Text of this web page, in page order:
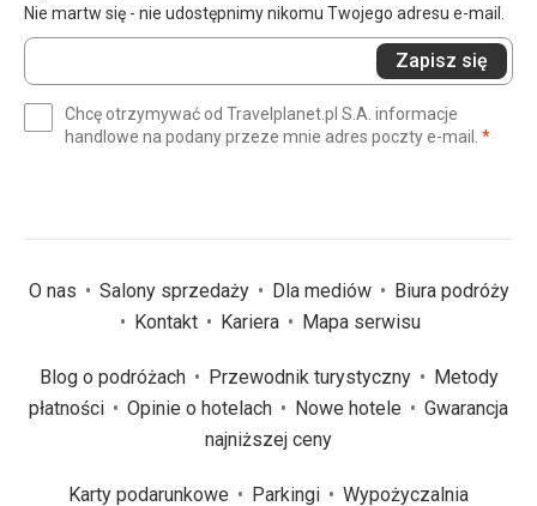
Nie martw się - nie udostępnimy nikomu Twojego adresu e-mail.
Wprowadź
swój
(wymagane)
Zapisz się
Chcę otrzymywać od Travelplanet.pl S.A. informacje
handlowe na podany przeze mnie adres poczty e-mail. *
O nas Salony sprzedaży Dla mediów
Biura podróży
Kontakt
Kariera Mapa serwisu
Blog o podróżach Przewodnik turystyczny
Metody
płatności
Opinie o hotelach Nowe hotele
Gwarancja
najniższej ceny
Karty podarunkowe Parkingi
Wypożyczalnia